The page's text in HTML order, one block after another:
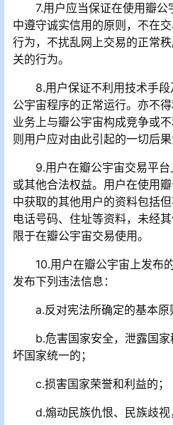
7.用户应当保证在使用瓣公
中遵守诚实信用的原则，不在
行为，不扰乱网上交易的正常
关的行为。
8.用户保证不利用技术手段
公宇宙程序的正常运行。亦不
业务上与瓣公宇宙构成竞争或
则用户应对由此引起的一切后果
9.用户在瓣公宇宙交易平台
或其他合法权益。用户在使用
中获取的其他用户的资料包括
电话号码、住址等资料，未经
限于在瓣公宇宙交易使用。
10.用户在瓣公宇宙上发布
发布下列违法信息：
a.反对宪法所确定的基本原
b.危害国家安全，泄露国家
坏国家统一的；
c.损害国家荣誉和利益的；
d.煽动民族仇恨、民族歧视